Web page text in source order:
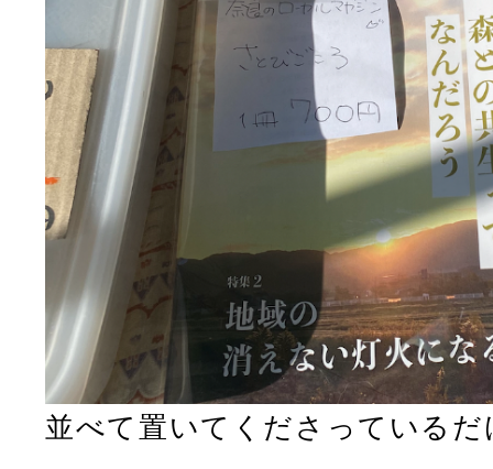
並べて置いてくださっている